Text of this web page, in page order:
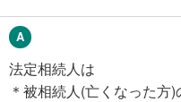
法定相続人は
＊被相続人(亡くなった方